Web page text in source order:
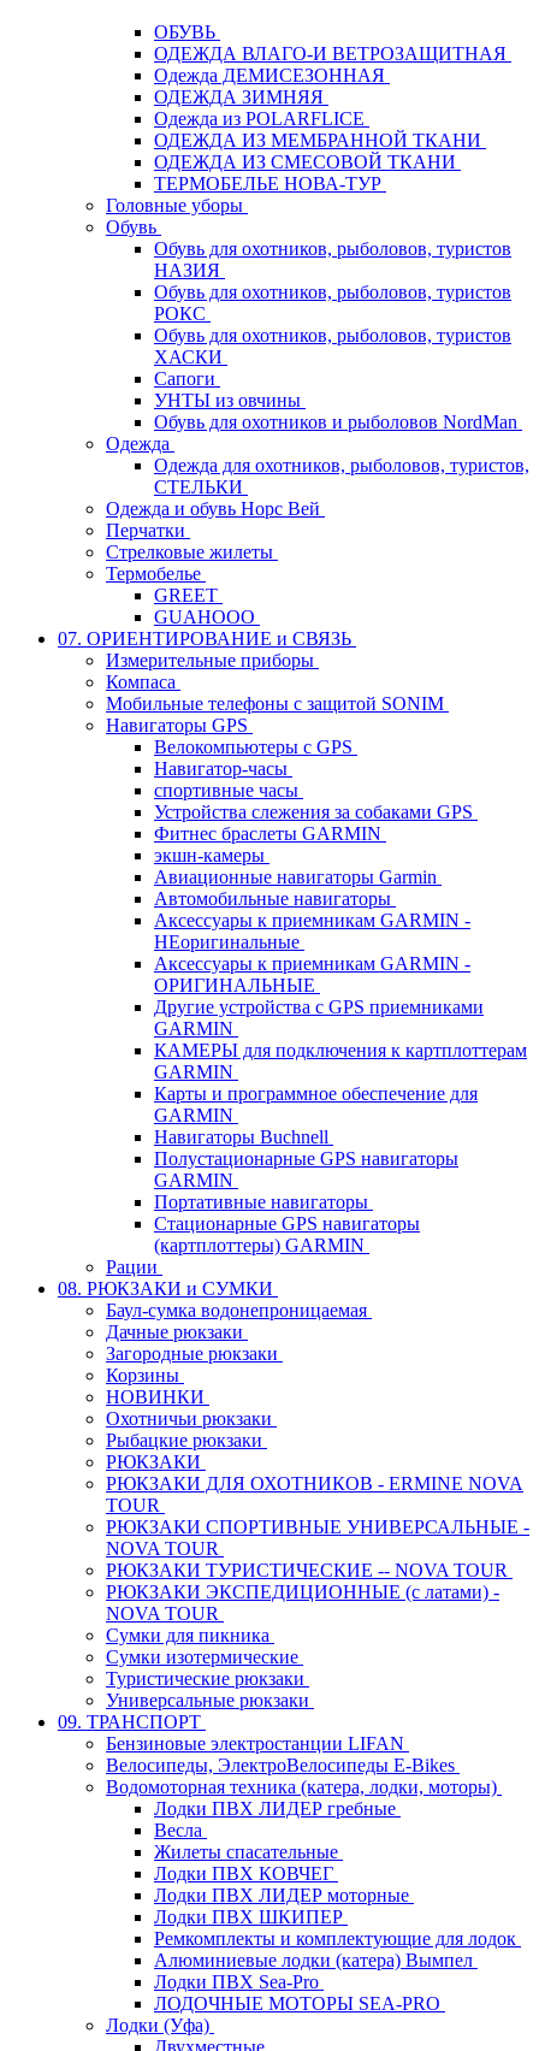
ОБУВЬ
ОДЕЖДА ВЛАГО-И ВЕТРОЗАЩИТНАЯ
Одежда ДЕМИСЕЗОННАЯ
ОДЕЖДА ЗИМНЯЯ
Одежда из POLARFLICE
ОДЕЖДА ИЗ МЕМБРАННОЙ ТКАНИ
ОДЕЖДА ИЗ СМЕСОВОЙ ТКАНИ
ТЕРМОБЕЛЬЕ НОВА-ТУР
Головные уборы
Обувь
Обувь для охотников, рыболовов, туристов
НАЗИЯ
Обувь для охотников, рыболовов, туристов
РОКС
Обувь для охотников, рыболовов, туристов
ХАСКИ
Сапоги
УНТЫ из овчины
Обувь для охотников и рыболовов NordMan
Одежда
Одежда для охотников, рыболовов, туристов,
СТЕЛЬКИ
Одежда и обувь Норс Вей
Перчатки
Стрелковые жилеты
Термобелье
GREET
GUAHOOO
07. ОРИЕНТИРОВАНИЕ и СВЯЗЬ
Измерительные приборы
Компаса
Мобильные телефоны с защитой SONIM
Навигаторы GPS
Велокомпьютеры с GPS
Навигатор-часы
спортивные часы
Устройства слежения за собаками GPS
Фитнес браслеты GARMIN
экшн-камеры
Авиационные навигаторы Garmin
Автомобильные навигаторы
Аксессуары к приемникам GARMIN -
НЕоригинальные
Аксессуары к приемникам GARMIN -
ОРИГИНАЛЬНЫЕ
Другие устройства с GPS приемниками
GARMIN
КАМЕРЫ для подключения к картплоттерам
GARMIN
Карты и программное обеспечение для
GARMIN
Навигаторы Buchnell
Полустационарные GPS навигаторы
GARMIN
Портативные навигаторы
Стационарные GPS навигаторы
(картплоттеры) GARMIN
Рации
08. РЮКЗАКИ и СУМКИ
Баул-сумка водонепроницаемая
Дачные рюкзаки
Загородные рюкзаки
Корзины
НОВИНКИ
Охотничьи рюкзаки
Рыбацкие рюкзаки
РЮКЗАКИ
РЮКЗАКИ ДЛЯ ОХОТНИКОВ - ERMINE NOVA
TOUR
РЮКЗАКИ СПОРТИВНЫЕ УНИВЕРСАЛЬНЫЕ -
NOVA TOUR
РЮКЗАКИ ТУРИСТИЧЕСКИЕ -- NOVA TOUR
РЮКЗАКИ ЭКСПЕДИЦИОННЫЕ (с латами) -
NOVA TOUR
Сумки для пикника
Сумки изотермические
Туристические рюкзаки
Универсальные рюкзаки
09. ТРАНСПОРТ
Бензиновые электростанции LIFAN
Велосипеды, ЭлектроВелосипеды E-Bikes
Водомоторная техника (катера, лодки, моторы)
Лодки ПВХ ЛИДЕР гребные
Весла
Жилеты спасательные
Лодки ПВХ КОВЧЕГ
Лодки ПВХ ЛИДЕР моторные
Лодки ПВХ ШКИПЕР
Ремкомплекты и комплектующие для лодок
Алюминиевые лодки (катера) Вымпел
Лодки ПВХ Sea-Pro
ЛОДОЧНЫЕ МОТОРЫ SEA-PRO
Лодки (Уфа)
Двухместные